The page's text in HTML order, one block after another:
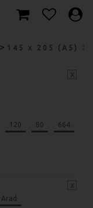
> 145 x 205 (A5)
120 80 664